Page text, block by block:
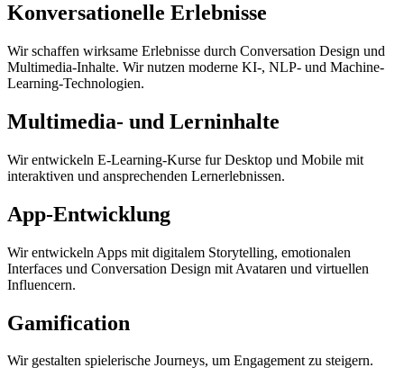
Konversationelle Erlebnisse
Wir schaffen wirksame Erlebnisse durch Conversation Design und
Multimedia-Inhalte. Wir nutzen moderne KI-, NLP- und Machine-
Learning-Technologien.
Multimedia- und Lerninhalte
Wir entwickeln E-Learning-Kurse fur Desktop und Mobile mit
interaktiven und ansprechenden Lernerlebnissen.
App-Entwicklung
Wir entwickeln Apps mit digitalem Storytelling, emotionalen
Interfaces und Conversation Design mit Avataren und virtuellen
Influencern.
Gamification
Wir gestalten spielerische Journeys, um Engagement zu steigern.